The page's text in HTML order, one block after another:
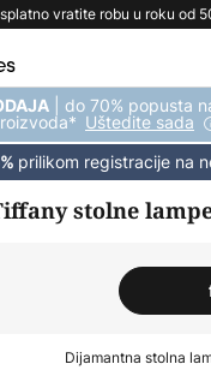
dostava za kupnju
| do 70% popusta
Uštedite sada
prilikom registracije na
stolne
Dijamantna stolna